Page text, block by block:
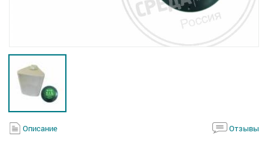
Описание Отзывы